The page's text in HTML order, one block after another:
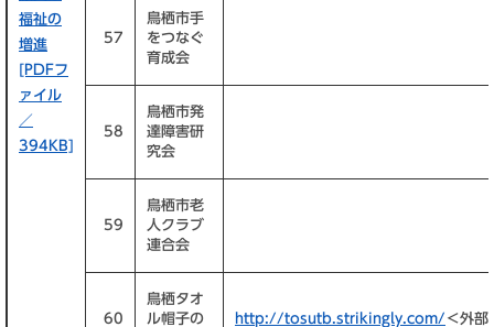
福祉の
増進
[PDFフ
ァイル
／
394KB]
57
鳥栖市手
をつなぐ
育成会
58
鳥栖市発
達障害研
究会
59
鳥栖市老
人クラブ
連合会
60
鳥栖タオ
ル帽子の
http://tosutb.strikingly.com/ ＜外部